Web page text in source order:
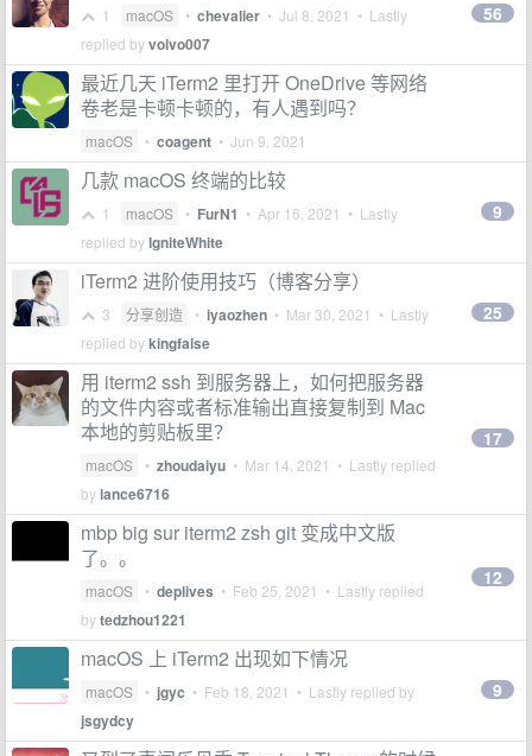
1 macOS • chevalier • Jul 8, 2021 • Lastly
replied byvolvo007
56
最近几天 iTerm2 里打开 OneDrive 等网络
卷老是卡顿卡顿的，有人遇到吗？
macOS • coagent • Jun 9, 2021
几款 macOS 终端的比较
1 macOS • FurN1 • Apr 16, 2021 • Lastly
replied byIgniteWhite
9
iTerm2 进阶使用技巧（博客分享）
3 分享创造 • iyaozhen • Mar 30, 2021 • Lastly
replied bykingfalse
25
用 iterm2 ssh 到服务器上，如何把服务器
的文件内容或者标准输出直接复制到 Mac
本地的剪贴板里？
macOS • zhoudaiyu • Mar 14, 2021 • Lastly replied
bylance6716
17
mbp big sur iterm2 zsh git 变成中文版
了。。
macOS • deplives • Feb 25, 2021 • Lastly replied
bytedzhou1221
12
macOS 上 iTerm2 出现如下情况
macOS • jgyc • Feb 18, 2021 • Lastly replied by
jsgydcy
9